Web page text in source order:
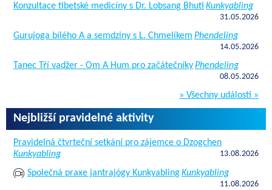
Konzultace tibetské medicíny s Dr. Lobsang Bhuti Kunkyabling
31.05.2026
Gurujoga bílého A a semdziny s L. Chmelíkem Phendeling
14.05.2026
Tanec Tří vadžer - Om A Hum pro začátečníkyPhendeling
08.05.2026
» Všechny události »
Nejbližší pravidelné aktivity
Pravidelná čtvrteční setkání pro zájemce o Dzogchen
Kunkyabling
13.08.2026
Společná praxe jantrajógy KunkyablingKunkyabling
11.08.2026